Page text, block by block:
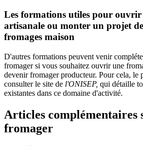
Les formations utiles pour
artisanale ou monter un projet
fromages maison
D'autres formations peuvent venir
fromager si vous souhaitez ouvrir une
devenir fromager producteur. Pour cela, le
consulter le site de l'ONISEP, qui détaille
existantes dans ce domaine d'activité.
Articles complémentaires
fromager